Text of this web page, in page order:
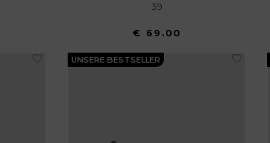
39
€ 69.00
UNSERE BESTSELLER